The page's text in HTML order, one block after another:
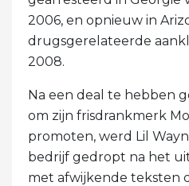
2006, en opnieuw in
drugsgerelateerde
2008.
Na een deal te hebben
om zijn frisdrankmerk
promoten, werd Lil
bedrijf gedropt na het
met afwijkende teksten